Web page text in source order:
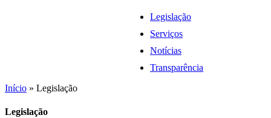
Legislação
Serviços
Notícias
Transparência
Início » Legislação
Legislação